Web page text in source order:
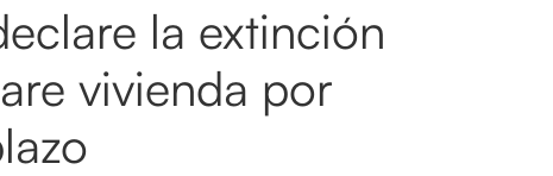
la extinción
vivienda por